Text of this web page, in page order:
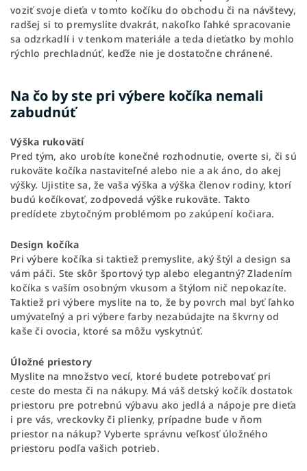
voziť svoje dieťa v tomto kočíku do obchodu či na návštevy,
radšej si to premyslite dvakrát, nakoľko ľahké spracovanie
sa odzrkadlí i v tenkom materiále a teda dieťatko by mohlo
rýchlo prechladnúť, keďže nie je dostatočne chránené.
Na čo by ste pri výbere kočíka nemali
zabudnúť
Výška rukovätí
Pred tým, ako urobíte konečné rozhodnutie, overte si, či sú
rukoväte kočíka nastaviteľné alebo nie a ak áno, do akej
výšky. Ujistite sa, že vaša výška a výška členov rodiny, ktorí
budú kočíkovať, zodpovedá výške rukoväte. Takto
predídete zbytočným problémom po zakúpení kočiara.
Design kočíka
Pri výbere kočíka si taktiež premyslite, aký štýl a design sa
vám páči. Ste skôr športový typ alebo elegantný? Zladením
kočíka s vaším osobným vkusom a štýlom nič nepokazíte.
Taktiež pri výbere myslite na to, že by povrch mal byť ľahko
umývateľný a pri výbere farby nezabúdajte na škvrny od
kaše či ovocia, ktoré sa môžu vyskytnúť.
Úložné priestory
Myslite na množstvo vecí, ktoré budete potrebovať pri
ceste do mesta či na nákupy. Má váš detský kočík dostatok
priestoru pre potrebnú výbavu ako jedlá a nápoje pre dieťa
i pre vás, vreckovky či plienky, prípadne bude v ňom
priestor na nákup? Vyberte správnu veľkosť úložného
priestoru podľa vašich potrieb.